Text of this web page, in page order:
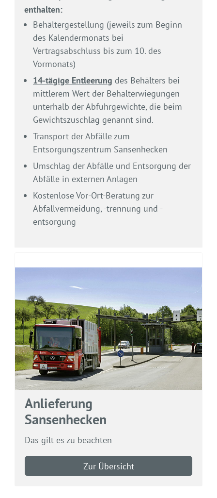
enthalten:
Behältergestellung (jeweils zum Beginn
des Kalendermonats bei
Vertragsabschluss bis zum 10. des
Vormonats)
14-tägige Entleerung des Behälters bei
mittlerem Wert der Behälterwiegungen
unterhalb der Abfuhrgewichte, die beim
Gewichtszuschlag genannt sind.
Transport der Abfälle zum
Entsorgungszentrum Sansenhecken
Umschlag der Abfälle und Entsorgung der
Abfälle in externen Anlagen
Kostenlose Vor-Ort-Beratung zur
Abfallvermeidung, -trennung und -
entsorgung
Anlieferung
Sansenhecken
Das gilt es zu beachten
Zur Übersicht